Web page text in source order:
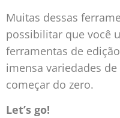
Muitas dessas
possibilitar que você
ferramentas de
imensa variedades de
começar do zero.
Let’s go!